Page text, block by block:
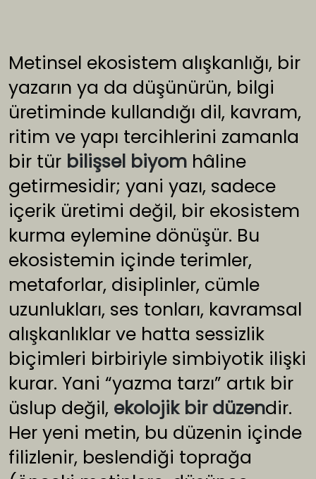
Metinsel ekosistem alışkanlığı, bir
yazarın ya da düşünürün, bilgi
üretiminde kullandığı dil, kavram,
ritim ve yapı tercihlerini zamanla
bir tür bilişsel biyom hâline
getirmesidir; yani yazı, sadece
içerik üretimi değil, bir ekosistem
kurma eylemine dönüşür. Bu
ekosistemin içinde terimler,
metaforlar, disiplinler, cümle
uzunlukları, ses tonları, kavramsal
alışkanlıklar ve hatta sessizlik
biçimleri birbiriyle simbiyotik ilişki
kurar. Yani “yazma tarzı” artık bir
üslup değil, ekolojik bir düzendir.
Her yeni metin, bu düzenin içinde
filizlenir, beslendiği toprağa